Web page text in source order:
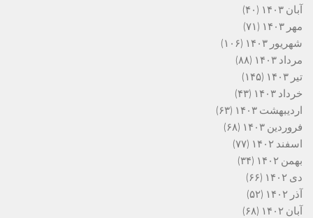
آبان ۱۴۰۳
(۴۰)
مهر ۱۴۰۳
(۷۱)
شهریور ۱۴۰۳
(۱۰۶)
مرداد ۱۴۰۳
(۸۸)
تیر ۱۴۰۳
(۱۴۵)
خرداد ۱۴۰۳
(۴۳)
اردیبهشت ۱۴۰۳
(۶۳)
فروردین ۱۴۰۳
(۶۸)
اسفند ۱۴۰۲
(۷۷)
بهمن ۱۴۰۲
(۳۴)
دی ۱۴۰۲
(۶۶)
آذر ۱۴۰۲
(۵۲)
آبان ۱۴۰۲
(۶۸)